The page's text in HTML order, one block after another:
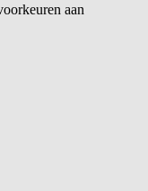
aan